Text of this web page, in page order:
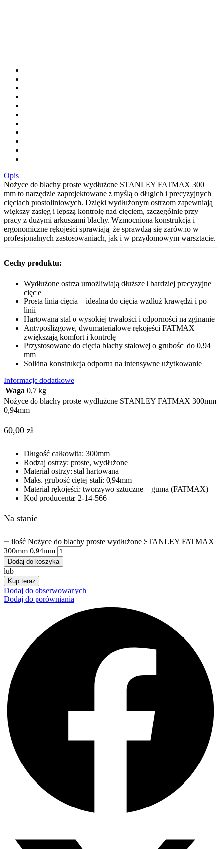
Opis
Nożyce do blachy proste wydłużone STANLEY FATMAX 300
mm to narzędzie zaprojektowane z myślą o długich i precyzyjnych
cięciach prostoliniowych. Dzięki wydłużonym ostrzom zapewniają
większy zasięg i lepszą kontrolę nad cięciem, szczególnie przy
pracy z dużymi arkuszami blachy. Wzmocniona konstrukcja i
ergonomiczne rękojeści sprawiają, że sprawdzą się zarówno w
profesjonalnych zastosowaniach, jak i w przydomowym warsztacie.
Cechy produktu:
Wydłużone ostrza umożliwiają dłuższe i bardziej precyzyjne
cięcie
Prosta linia cięcia – idealna do cięcia wzdłuż krawędzi i po
linii
Hartowana stal o wysokiej trwałości i odporności na zginanie
Antypoślizgowe, dwumateriałowe rękojeści FATMAX
zwiększają komfort i kontrolę
Przystosowane do cięcia blachy stalowej o grubości do 0,94
mm
Solidna konstrukcja odporna na intensywne użytkowanie
Informacje dodatkowe
Waga 0,7 kg
Nożyce do blachy proste wydłużone STANLEY FATMAX 300mm
0,94mm
60,00 zł
Długość całkowita: 300mm
Rodzaj ostrzy: proste, wydłużone
Materiał ostrzy: stal hartowana
Maks. grubość ciętej stali: 0,94mm
Materiał rękojeści: tworzywo sztuczne + guma (FATMAX)
Kod producenta: 2-14-566
Na stanie
ilość Nożyce do blachy proste wydłużone STANLEY FATMAX
300mm 0,94mm
Dodaj do koszyka
lub
Kup teraz
Dodaj do obserwowanych
Dodaj do porówniania